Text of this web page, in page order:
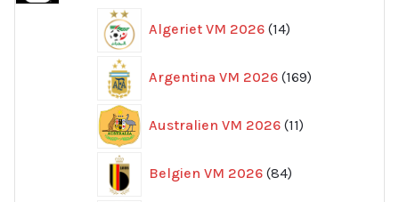
Algeriet VM 2026 14
produkter
Argentina VM 2026 169
produkter
Australien VM 2026 11
produkter
Belgien VM 2026 84
produkter